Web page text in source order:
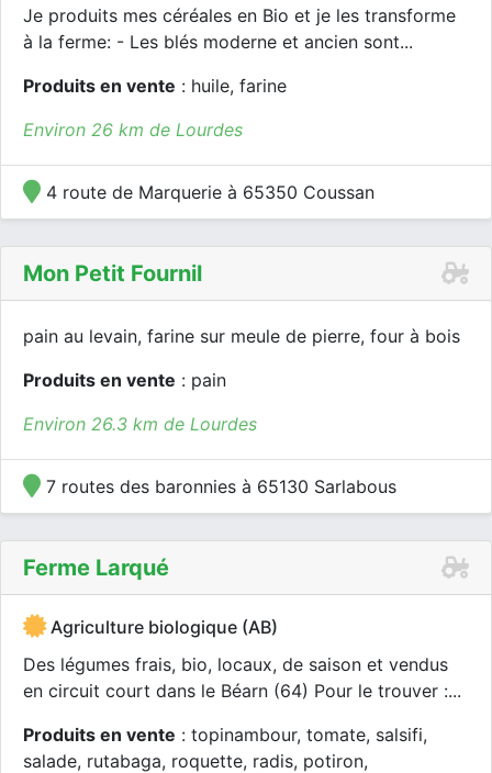
Je produits mes céréales en Bio et je les transforme
à la ferme: - Les blés moderne et ancien sont...
Produits en vente : huile, farine
Environ 26 km de Lourdes
4 route de Marquerie à 65350 Coussan
Mon Petit Fournil
pain au levain, farine sur meule de pierre, four à bois
Produits en vente : pain
Environ 26.3 km de Lourdes
7 routes des baronnies à 65130 Sarlabous
Ferme Larqué
Agriculture biologique (AB)
Des légumes frais, bio, locaux, de saison et vendus
en circuit court dans le Béarn (64) Pour le trouver :...
Produits en vente : topinambour, tomate, salsifi,
salade, rutabaga, roquette, radis, potiron,